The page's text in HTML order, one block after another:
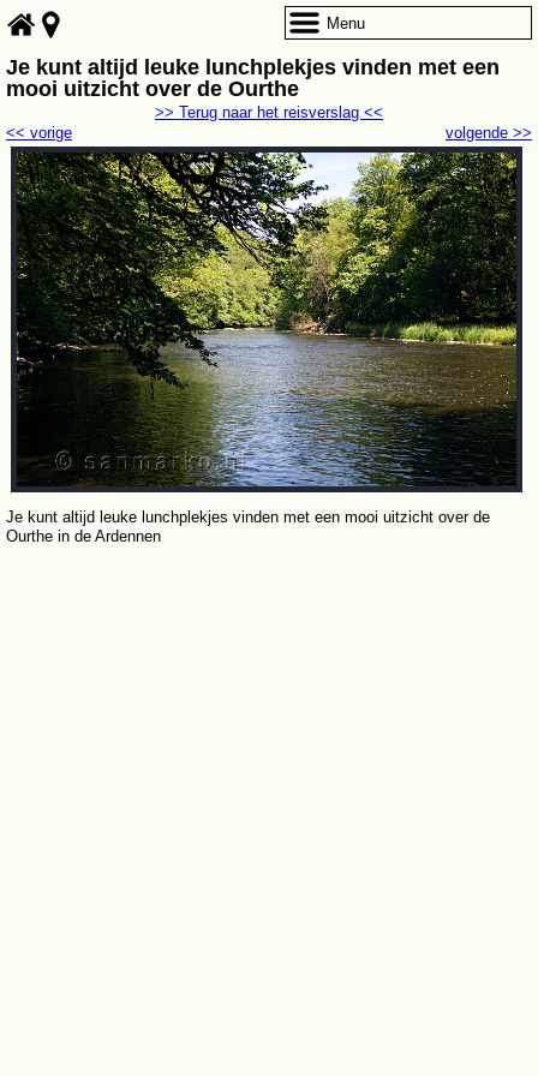
Je kunt altijd leuke lunchplekjes vinden met een
mooi uitzicht over de Ourthe
volgende >>
<< vorige
>> Terug naar het reisverslag <<
Je kunt altijd leuke lunchplekjes vinden met een mooi uitzicht over de
Ourthe in de Ardennen
Menu